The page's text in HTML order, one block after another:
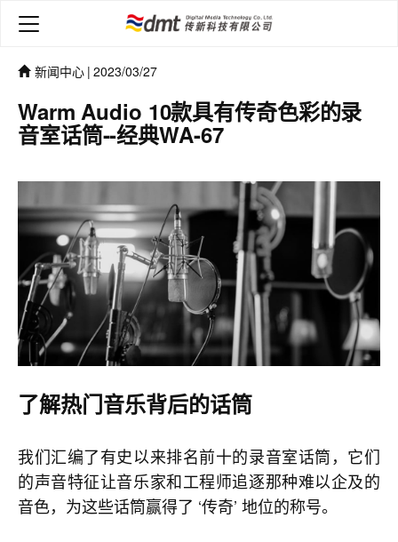
新闻中心 | 2023/03/27
Warm Audio 10款具有传奇色彩的录
音室话筒--经典WA-67
了解热门音乐背后的话筒
我们汇编了有史以来排名前十的录音室话筒，它们
的声音特征让音乐家和工程师追逐那种难以企及的
音色，为这些话筒赢得了 ‘传奇’ 地位的称号。